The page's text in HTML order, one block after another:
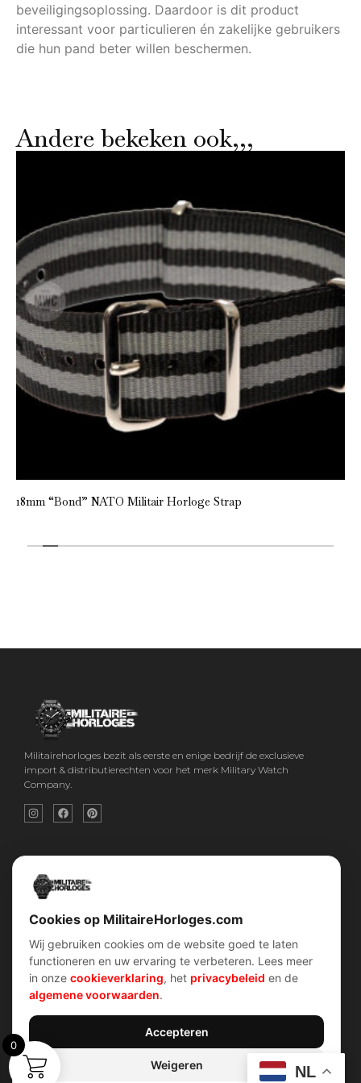
beveiligingsoplossing. Daardoor is dit product
interessant voor particulieren én zakelijke gebruikers
die hun pand beter willen beschermen.
Andere bekeken ook,,,
18mm “Bond” NATO Militair Horloge Strap
Militairehorloges bezit als eerste en enige bedrijf de exclusieve
import & distributierechten voor het merk Military Watch
Company.
Snel menu
Home
Over ons
Contact
Shop
Categorieën
klantenservice
Verzend & retour
Garantiebeleid
Privacybeleid
Verhalen
Duikers horloges
Contact Info
Cookies op MilitaireHorloges.com
Wij gebruiken cookies om de website goed te laten
functioneren en uw ervaring te verbeteren. Lees meer
in onze cookieverklaring, het privacybeleid en de
algemene voorwaarden.
Accepteren
Weigeren NL
0